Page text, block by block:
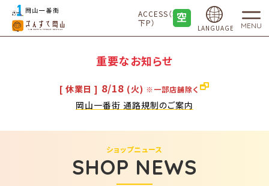
ACCESS（地
下P）
LANGUAGE MENU
重要なお知らせ
[ 休業日 ] 8/18 (火) ※一部店舗除く
岡山一番街 通路規制のご案内
SHOP NEWS
ショップニュース